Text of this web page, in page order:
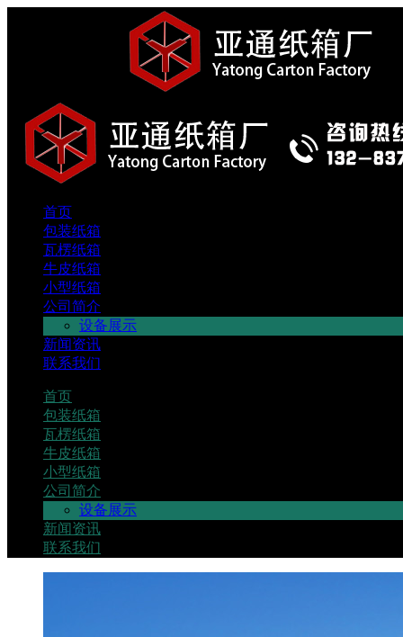
首页
包装纸箱
瓦楞纸箱
牛皮纸箱
小型纸箱
公司简介
设备展示
新闻资讯
联系我们
首页
包装纸箱
瓦楞纸箱
牛皮纸箱
小型纸箱
公司简介
设备展示
新闻资讯
联系我们